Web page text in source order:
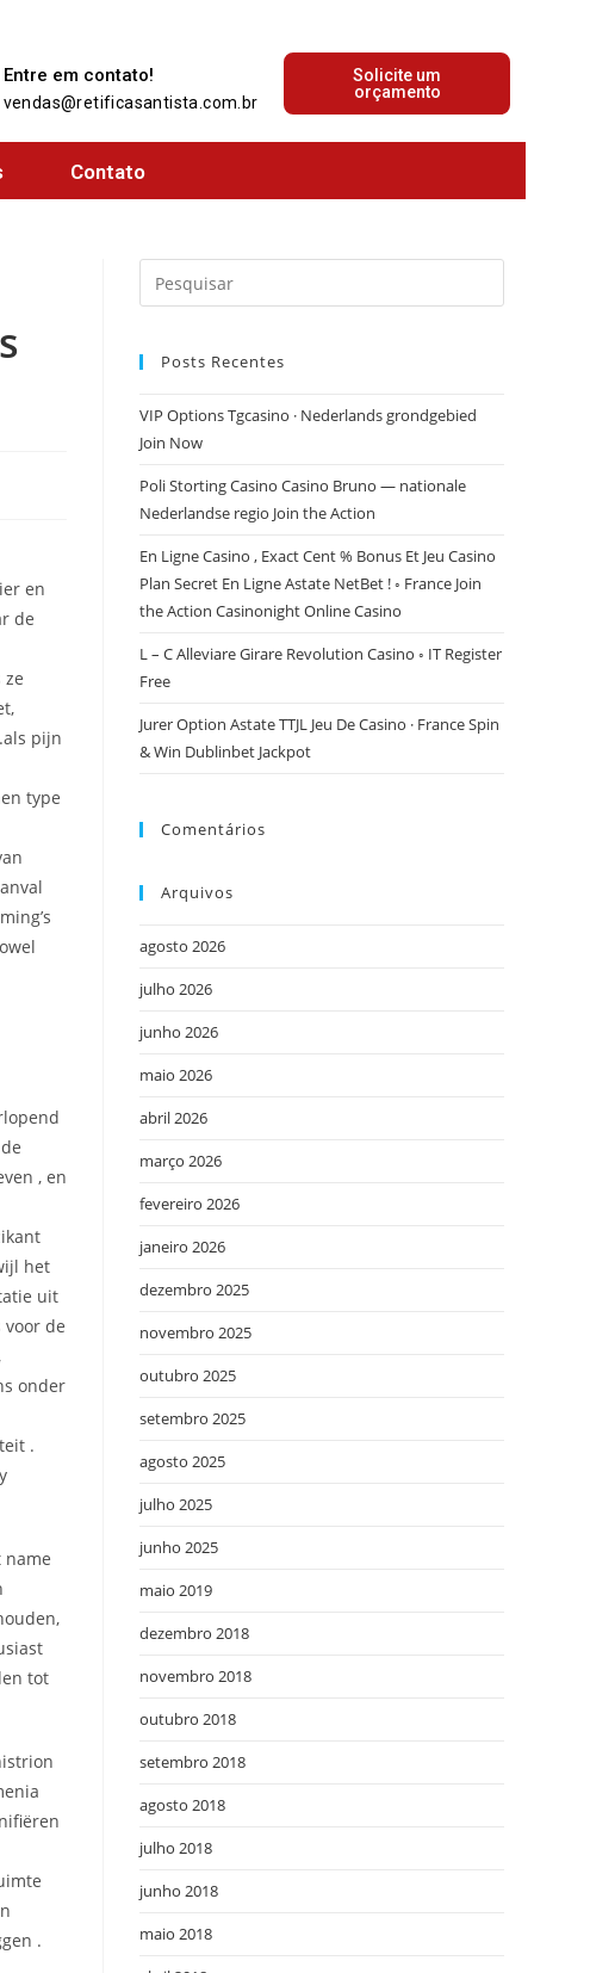
Entre em contato!
vendas@retificasantista.com.br
Solicite um
orçamento
Contato
en
de
pijn
type
, en
het
uit
de
onder
.
name
tot
.
Posts Recentes
VIP Options Tgcasino · Nederlands grondgebied
Join Now
Poli Storting Casino Casino Bruno — nationale
Nederlandse regio Join the Action
En Ligne Casino , Exact Cent % Bonus Et Jeu Casino
Plan Secret En Ligne Astate NetBet ! ◦ France Join
the Action Casinonight Online Casino
L – C Alleviare Girare Revolution Casino ◦ IT Register
Free
Jurer Option Astate TTJL Jeu De Casino · France Spin
& Win Dublinbet Jackpot
Comentários
Arquivos
agosto 2026
julho 2026
junho 2026
maio 2026
abril 2026
março 2026
fevereiro 2026
janeiro 2026
dezembro 2025
novembro 2025
outubro 2025
setembro 2025
agosto 2025
julho 2025
junho 2025
maio 2019
dezembro 2018
novembro 2018
outubro 2018
setembro 2018
agosto 2018
julho 2018
junho 2018
maio 2018